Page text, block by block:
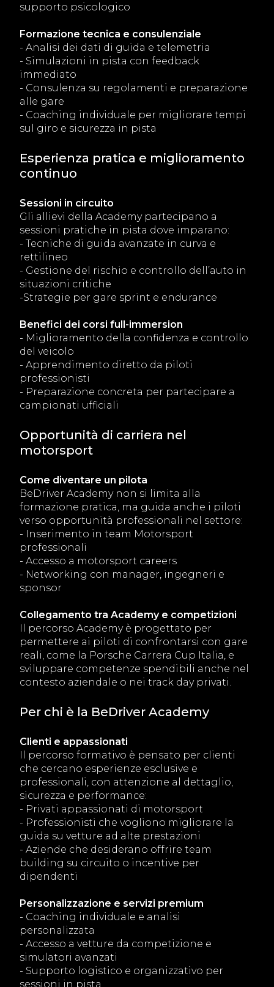
supporto psicologico
Formazione tecnica e consulenziale
- Analisi dei dati di guida e telemetria
- Simulazioni in pista con feedback
immediato
- Consulenza su regolamenti e preparazione
alle gare
- Coaching individuale per migliorare tempi
sul giro e sicurezza in pista
Esperienza pratica e miglioramento
continuo
Sessioni in circuito
Gli allievi della Academy partecipano a
sessioni pratiche in pista dove imparano:
- Tecniche di guida avanzate in curva e
rettilineo
- Gestione del rischio e controllo dell’auto in
situazioni critiche
-Strategie per gare sprint e endurance
Benefici dei corsi full-immersion
- Miglioramento della confidenza e controllo
del veicolo
- Apprendimento diretto da piloti
professionisti
- Preparazione concreta per partecipare a
campionati ufficiali
Opportunità di carriera nel
motorsport
Come diventare un pilota
BeDriver Academy non si limita alla
formazione pratica, ma guida anche i piloti
verso opportunità professionali nel settore:
- Inserimento in team Motorsport
professionali
- Accesso a motorsport careers
- Networking con manager, ingegneri e
sponsor
Collegamento tra Academy e competizioni
Il percorso Academy è progettato per
permettere ai piloti di confrontarsi con gare
reali, come la Porsche Carrera Cup Italia, e
sviluppare competenze spendibili anche nel
contesto aziendale o nei track day privati.
Per chi è la BeDriver Academy
Clienti e appassionati
Il percorso formativo è pensato per clienti
che cercano esperienze esclusive e
professionali, con attenzione al dettaglio,
sicurezza e performance:
- Privati appassionati di motorsport
- Professionisti che vogliono migliorare la
guida su vetture ad alte prestazioni
- Aziende che desiderano offrire team
building su circuito o incentive per
dipendenti
Personalizzazione e servizi premium
- Coaching individuale e analisi
personalizzata
- Accesso a vetture da competizione e
simulatori avanzati
- Supporto logistico e organizzativo per
sessioni in pista